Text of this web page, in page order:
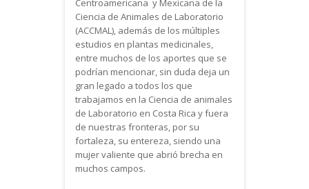
Centroamericana y Mexicana de la
Ciencia de Animales de Laboratorio
(ACCMAL), además de los múltiples
estudios en plantas medicinales,
entre muchos de los aportes que se
podrían mencionar, sin duda deja un
gran legado a todos los que
trabajamos en la Ciencia de animales
de Laboratorio en Costa Rica y fuera
de nuestras fronteras, por su
fortaleza, su entereza, siendo una
mujer valiente que abrió brecha en
muchos campos.